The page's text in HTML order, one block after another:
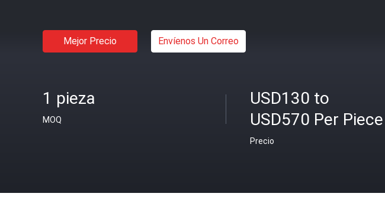
Mejor Precio Envíenos Un Correo
1 pieza
MOQ
USD130 to
USD570 Per Piece
Precio